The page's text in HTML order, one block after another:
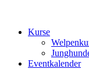
Kurse
Eventkalender